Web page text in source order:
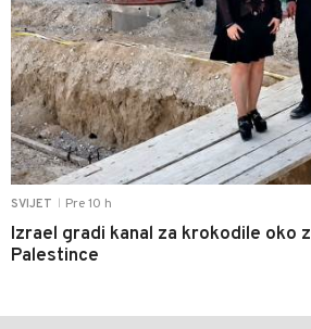
SVIJET Pre 10 h
Izrael gradi kanal za krokodile oko
Palestince